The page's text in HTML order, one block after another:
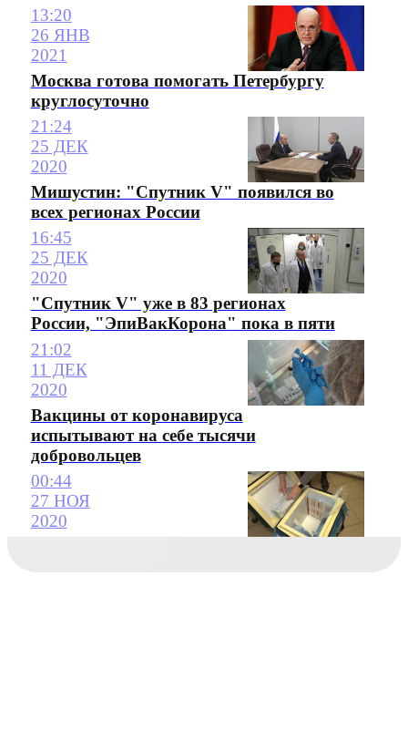
13:20
26 ЯНВ
2021
Москва готова помогать Петербургу
круглосуточно
21:24
25 ДЕК
2020
Мишустин: "Спутник V" появился во
всех регионах России
16:45
25 ДЕК
2020
"Спутник V" уже в 83 регионах
России, "ЭпиВакКорона" пока в пяти
21:02
11 ДЕК
2020
Вакцины от коронавируса
испытывают на себе тысячи
добровольцев
00:44
27 НОЯ
2020